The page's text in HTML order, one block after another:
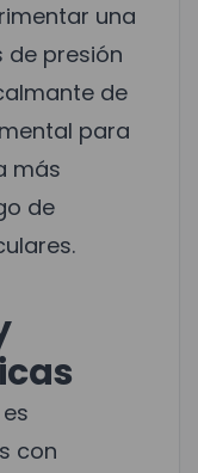
una
de presión
de
para
más
de
con